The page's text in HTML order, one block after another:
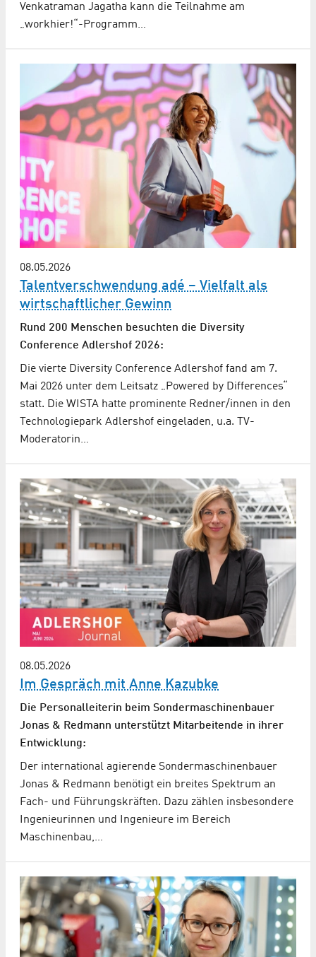
Venkatraman Jagatha kann die Teilnahme am
„workhier!“-Programm…
08.05.2026
Talentverschwendung adé – Vielfalt als
wirtschaftlicher Gewinn
Rund 200 Menschen besuchten die Diversity
Conference Adlershof 2026:
Die vierte Diversity Conference Adlershof fand am 7.
Mai 2026 unter dem Leitsatz „Powered by Differences“
statt. Die WISTA hatte prominente Redner/innen in den
Technologiepark Adlershof eingeladen, u.a. TV-
Moderatorin…
08.05.2026
Im Gespräch mit Anne Kazubke
Die Personalleiterin beim Sonder­maschinen­bauer
Jonas & Redmann unterstützt Mitarbeitende in ihrer
Entwicklung:
Der international agierende Sondermaschinenbauer
Jonas & Redmann benötigt ein breites Spektrum an
Fach- und Führungskräften. Dazu zählen insbesondere
Ingenieurinnen und Ingenieure im Bereich
Maschinenbau,…